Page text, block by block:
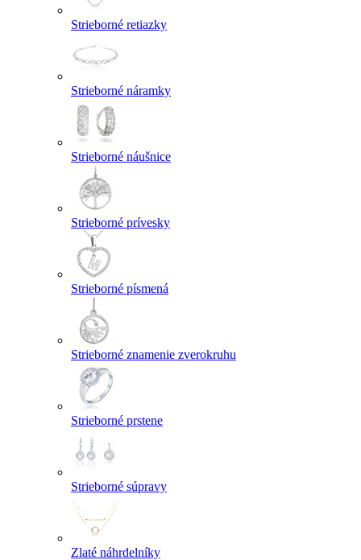
Strieborné retiazky
Strieborné náramky
Strieborné náušnice
Strieborné prívesky
Strieborné písmená
Strieborné znamenie zverokruhu
Strieborné prstene
Strieborné súpravy
Zlaté náhrdelníky